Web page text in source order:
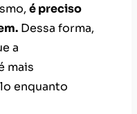
é preciso
Dessa forma,
a
mais
enquanto